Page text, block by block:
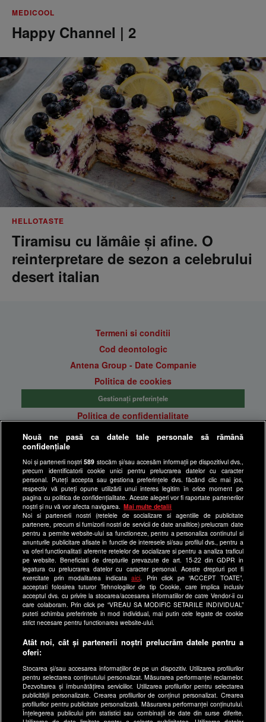
MEDICOOL
Happy Channel | 2
HELLOTASTE
Tiramisu cu lămâie și afine. O
reinterpretare de sezon a celebrului
desert italian
Termeni si conditii
Cod deontologic
Antena Group - Date Companie
Politica de cookies
Gestionați preferințele
Politica de confidentialitate
Anunturi gratuite pe Lajumate.ro
Program Happy Channel
Echipa editorială
Site-uri Antena Group
a1.ro
antenastars.ro
as.ro
catine.ro
chefi.ro
deparinti.ro
medicool.ro
spynews.ro
useit.ro
retetefeldefel.ro
zutv.ro
Trends AntenaPLAY
Nouă ne pasă ca datele tale personale să rămână
confidențiale
Noi și partenerii noștri589 stocăm și/sau accesăm informații pe dispozitivul dvs.,
precum identificatorii cookie unici pentru prelucrarea datelor cu caracter
personal. Puteți accepta sau gestiona preferințele dvs. făcând clic mai jos,
respectiv vă puteți opune utilizării unui interes legitim în orice moment pe
pagina cu politica de confidențialitate. Aceste alegeri vor fi raportate partenerilor
noștri și nu vă vor afecta navigarea.
Mai multe detalii
Noi si partenerii nostri (retelele de socializare si agentiile de publicitate
partenere, precum si furnizorii nostri de servicii de date analitice) prelucram date
pentru a permite website-ului sa functioneze, pentru a personaliza continutul si
anunturile publicitare afisate in functie de interesele si/sau profilul dvs., pentru a
va oferi functionalitati aferente retelelor de socializare si pentru a analiza traficul
pe website. Beneficiati de drepturile prevazute de art. 15-22 din GDPR in
legatura cu prelucrarea datelor cu caracter personal. Aceste drepturi pot fi
exercitate prin modalitatea indicataaici . Prin click pe “ACCEPT TOATE”,
acceptati folosirea tuturor Tehnologiilor de tip Cookie, care implica inclusiv
acceptul dvs. cu privire la stocarea/accesarea informatiilor de catre Vendor-ii cu
care colaboram. Prin click pe “VREAU SA MODIFIC SETARILE INDIVIDUAL”
puteti schimba preferintele in mod individual, mai putin cele legate de cookie
strict necesare pentru functionarea website-ului.
Atât noi, cât și partenerii noștri prelucrăm datele pentru a
oferi:
Stocarea și/sau accesarea informațiilor de pe un dispozitiv. Utilizarea profilurilor
pentru selectarea conținutului personalizat. Măsurarea performanței reclamelor.
Dezvoltarea și îmbunătățirea serviciilor. Utilizarea profilurilor pentru selectarea
publicității personalizate. Crearea profilurilor de conținut personalizat. Crearea
profilurilor pentru publicitate personalizată. Măsurarea performanței conținutului.
Înțelegerea publicului prin statistici sau combinații de date din surse diferite.